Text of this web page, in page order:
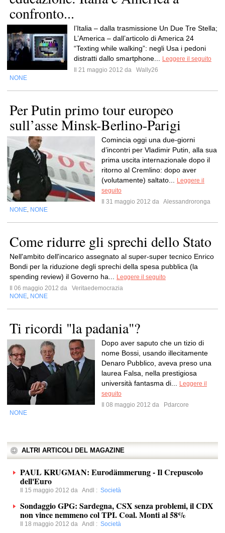
confronto...
l’Italia – dalla trasmissione Un Due Tre Stella;
L’America – dall’articolo di America 24
“Texting while walking”: negli Usa i pedoni
distratti dallo smartphone...
Leggere il seguito
Il 21 maggio 2012 da
Wally26
NONE
Per Putin primo tour europeo
sull’asse Minsk-Berlino-Parigi
Comincia oggi una due-giorni
d’incontri per Vladimir Putin, alla sua
prima uscita internazionale dopo il
ritorno al Cremlino: dopo aver
(volutamente) saltato...
Leggere il
seguito
Il 31 maggio 2012 da Alessandroronga
NONE NONE
Come ridurre gli sprechi dello Stato
Nell'ambito dell'incarico assegnato al super-super tecnico Enrico
Bondi per la riduzione degli sprechi della spesa pubblica (la
spending review) il Governo ha...
Leggere il seguito
Il 06 maggio 2012 da
Veritaedemocrazia
NONE NONE
Ti ricordi "la padania"?
Dopo aver saputo che un tizio di
nome Bossi, usando illecitamente
Denaro Pubblico, aveva preso una
laurea Falsa, nella prestigiosa
università fantasma di...
Leggere il
seguito
Il 08 maggio 2012 da
Pdarcore
NONE
ALTRI ARTICOLI DEL MAGAZINE
PAUL KRUGMAN: Eurodämmerung - Il Crepuscolo
dell'Euro
Il 15 maggio 2012 da Andl : Società
Sondaggio GPG: Sardegna, CSX senza problemi, il CDX
non vince nemmeno col TPI. Coal. Monti al 58%
Il 18 maggio 2012 da Andl : Società